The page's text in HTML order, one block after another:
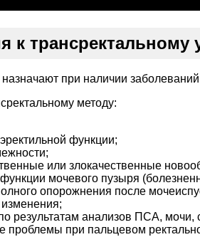
к
при наличии
методу:
функции;
или злокачественные
мочевого пузыря
опорожнения после
результатам анализов ПСА,
проблемы при пальцевом